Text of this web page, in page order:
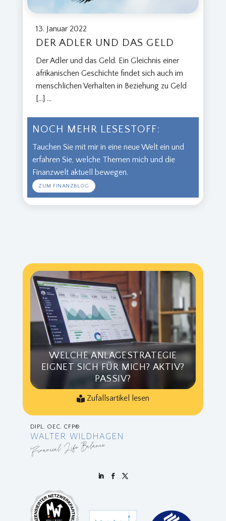
13. Januar 2022
DER ADLER UND DAS GELD
Der Adler und das Geld. Ein Gleichnis einer
afrikanischen Geschichte findet sich auch im
menschlichen Verhalten in Beziehung zu Geld
[…] ...
NOCH MEHR LESESTOFF:
Tauchen Sie mit mir in eine neue Welt ein und
erfahren Sie, welche Themen mich und die
Finanzwelt aktuell bewegen.
ZUM FINANZBLOG
WELCHE ANLAGESTRATEGIE
EIGNET SICH FÜR MICH? AKTIV?
PASSIV?
Zufallsartikel lesen
DIPL. OEC. CFP®
WALTER WILDHAGEN
Financial Life Balance